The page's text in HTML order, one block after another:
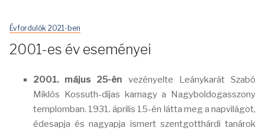
Évfordulók 2021-ben
2001-es év eseményei
2001. május 25-én vezényelte Leánykarát Szabó
Miklós Kossuth-díjas karnagy a Nagyboldogasszony
templomban. 1931. április 15-én látta meg a napvilágot,
édesapja és nagyapja ismert szentgotthárdi tanárok